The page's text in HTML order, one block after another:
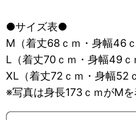
●サイズ表●
M（着丈68ｃｍ・身幅46
L（着丈70ｃｍ・身幅49ｃ
XL（着丈72ｃｍ・身幅52
※写真は身長173ｃｍがMを